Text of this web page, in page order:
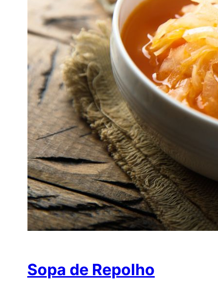
Sopa de Repolho